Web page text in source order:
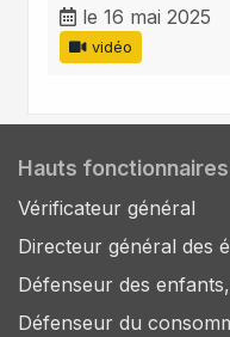
le 16 mai 2025
vidéo
Hauts
Vérificateur général
Directeur général des
Défenseur des
Défenseur du